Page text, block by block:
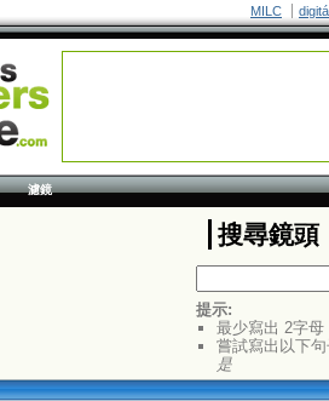
MILC
濾鏡
搜尋鏡頭
提示:
最少寫出 2字母
嘗試寫出以下
是